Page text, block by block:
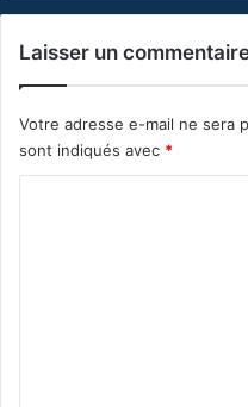
Laisser un
Votre adresse e-mail ne sera
sont indiqués avec *